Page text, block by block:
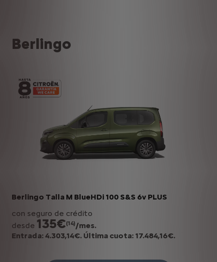
Berlingo
Berlingo Talla M BlueHDi 100 S&S 6v PLUS
con seguro de crédito
desde 135€(14)/mes.
Entrada: 4.303,14€. Última cuota: 17.484,16€.